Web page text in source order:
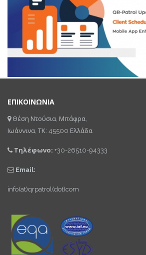
ΕΠΙΚΟΙΝΩΝΙΑ
Θέση Ντούσια, Μπάφρα,
Ιωάννινα, ΤΚ: 45500 Ελλάδα
Τηλέφωνο: +30-26510-94333
Email:
info(at)qrpatrol(dot)com